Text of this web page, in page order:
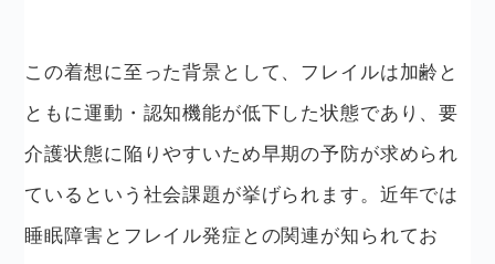
この着想に至った背景として、フレイルは加齢と
ともに運動・認知機能が低下した状態であり、要
介護状態に陥りやすいため早期の予防が求められ
ているという社会課題が挙げられます。近年では
睡眠障害とフレイル発症との関連が知られてお